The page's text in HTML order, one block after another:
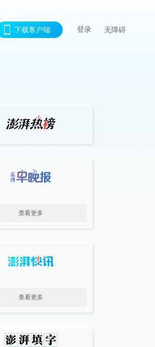
下载客户端 登录 无障碍
查看更多
查看更多